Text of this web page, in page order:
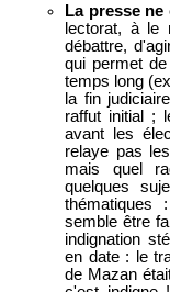
La presse
lectorat, à le
débattre,
qui permet
temps long
la fin
raffut initial ;
avant les
relaye pas
mais quel
quelques
thématiques
semble être
indignation
en date : le
de Mazan